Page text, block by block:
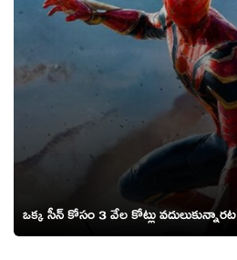
ఒక్క సీన్ కోసం 3 వేల కోట్లు వదులుకున్నారట